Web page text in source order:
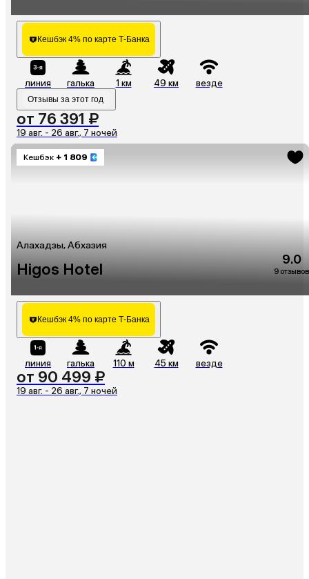
Кешбэк 4% по карте Т-Банка
линия галька 1 км 49 км везде
Отзывы за этот год
от 76 391 ₽
19 авг. - 26 авг., 7 ночей
Кешбэк + 1 809
Алахадзы, Абхазия
Higos Hotel
9.0
9 отзывов
Кешбэк 4% по карте Т-Банка
линия галька 110 м 45 км везде
от 90 499 ₽
19 авг. - 26 авг., 7 ночей